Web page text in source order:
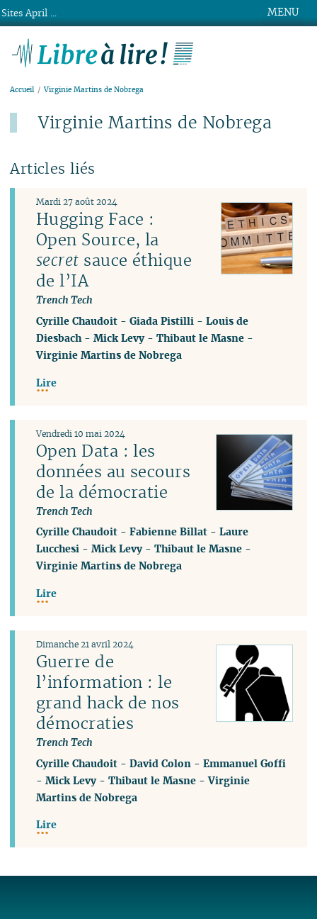
MENU
Accueil Virginie Martins de Nobrega
Virginie Martins de Nobrega
Articles liés
Hugging Face :
Open Source, la
secret sauce éthique
de l’IA
Trench Tech
Mardi 27 août 2024
Cyrille Chaudoit -Giada Pistilli -Louis de
Diesbach-Mick Levy-Thibaut le Masne -
Virginie Martins de Nobrega
Lire
Open Data : les
données au secours
de la démocratie
Trench Tech
Vendredi 10 mai 2024
Cyrille Chaudoit -Fabienne Billat -Laure
Lucchesi -Mick Levy-Thibaut le Masne -
Virginie Martins de Nobrega
Lire
Guerre de
l’information : le
grand hack de nos
démocraties
Trench Tech
Dimanche 21 avril 2024
Cyrille Chaudoit -David Colon -Emmanuel Goffi
-Mick Levy-Thibaut le Masne -Virginie
Martins de Nobrega
Lire
Sites April ...